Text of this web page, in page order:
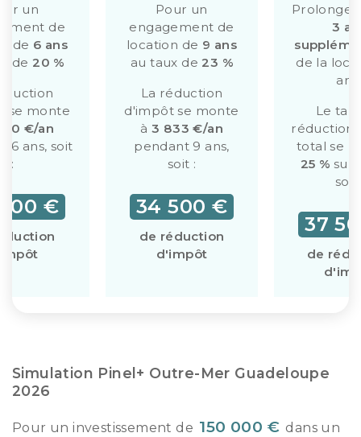
un
de
de 6 ans
de 20 %
se monte
€/an
6 ans, soit
:
€
Pour un
engagement de
location de 9 ans
au taux de 23 %
La réduction
d'impôt se monte
à 3 833 €/an
pendant 9 ans,
soit :
34 500 €
de réduction
d'impôt
3
de la
Le
réduction
total se
25 % sur
soit
37
de
Simulation Pinel+ Outre-Mer Guadeloupe
2026
Pour un investissement de 150 000 € dans un